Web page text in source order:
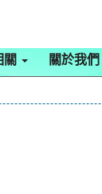
關 關於我們